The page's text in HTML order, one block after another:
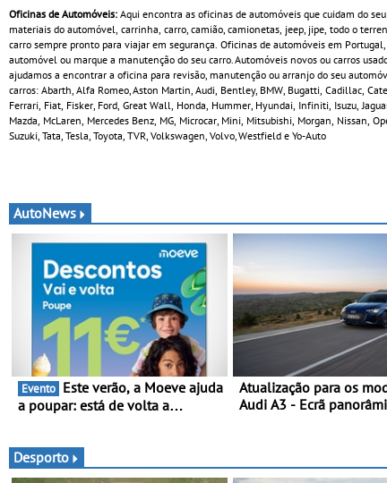
Oficinas de Automóveis: Aqui encontra as oficinas de automóveis que cuidam do
materiais do automóvel, carrinha, carro, camião, camionetas, jeep, jipe, todo o
carro sempre pronto para viajar em segurança. Oficinas de automóveis em
automóvel ou marque a manutenção do seu carro. Automóveis novos ou carros
ajudamos a encontrar a oficina para revisão, manutenção ou arranjo do seu
carros: Abarth, Alfa Romeo, Aston Martin, Audi, Bentley, BMW, Bugatti, Cadillac,
Ferrari, Fiat, Fisker, Ford, Great Wall, Honda, Hummer, Hyundai, Infiniti, Isuzu,
Mazda, McLaren, Mercedes Benz, MG, Microcar, Mini, Mitsubishi, Morgan, Nissan,
Suzuki, Tata, Tesla, Toyota, TVR, Volkswagen, Volvo, Westfield e Yo-Auto
AutoNews
Evento
a poupar: está de volta a
Atualização para os
Audi A3 - Ecrã
Desporto